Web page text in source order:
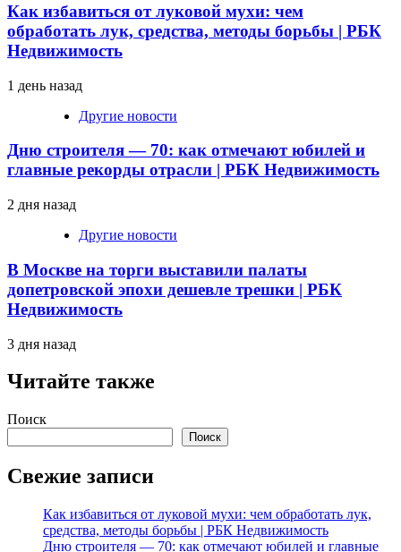
Как избавиться от луковой мухи: чем
обработать лук, средства, методы борьбы | РБК
Недвижимость
1 день назад
Другие новости
Дню строителя — 70: как отмечают юбилей и
главные рекорды отрасли | РБК Недвижимость
2 дня назад
Другие новости
В Москве на торги выставили палаты
допетровской эпохи дешевле трешки | РБК
Недвижимость
3 дня назад
Читайте также
Поиск
Поиск
Свежие записи
Как избавиться от луковой мухи: чем обработать лук,
средства, методы борьбы | РБК Недвижимость
Дню строителя — 70: как отмечают юбилей и главные